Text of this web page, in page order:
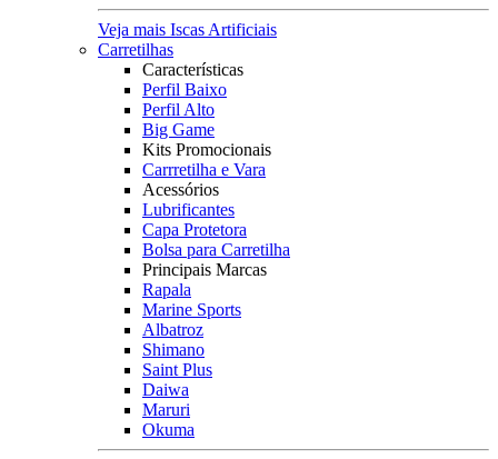
Veja mais Iscas Artificiais
Carretilhas
Características
Perfil Baixo
Perfil Alto
Big Game
Kits Promocionais
Carrretilha e Vara
Acessórios
Lubrificantes
Capa Protetora
Bolsa para Carretilha
Principais Marcas
Rapala
Marine Sports
Albatroz
Shimano
Saint Plus
Daiwa
Maruri
Okuma